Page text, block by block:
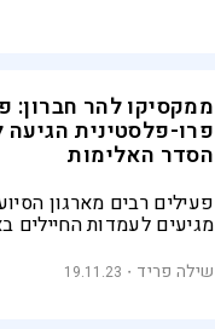
ממקסיקו להר חברון:
פרו-פלסטינית
הסדר האלימות
מגיעים לעמדות החיילים
שולפים מצלמות
שילה פריד 19.11.23